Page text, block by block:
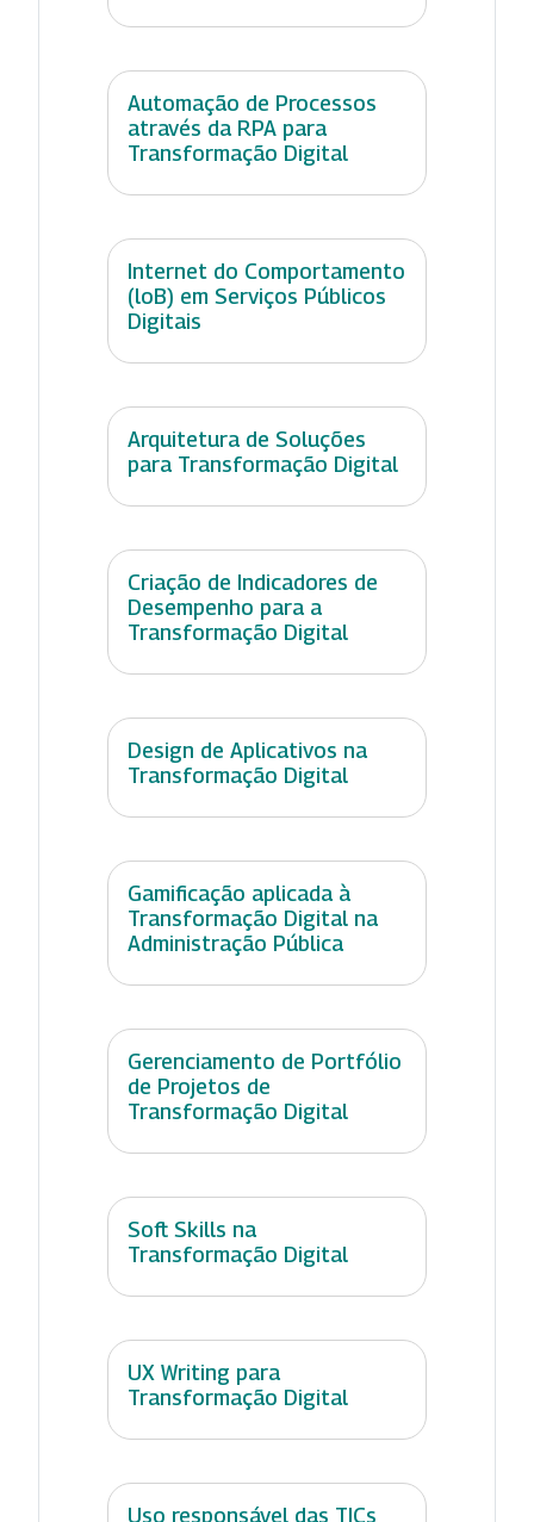
Automação de Processos
através da RPA para
Transformação Digital
Internet do Comportamento
(loB) em Serviços Públicos
Digitais
Arquitetura de Soluções
para Transformação Digital
Criação de Indicadores de
Desempenho para a
Transformação Digital
Design de Aplicativos na
Transformação Digital
Gamificação aplicada à
Transformação Digital na
Administração Pública
Gerenciamento de Portfólio
de Projetos de
Transformação Digital
Soft Skills na
Transformação Digital
UX Writing para
Transformação Digital
Uso responsável das TICs